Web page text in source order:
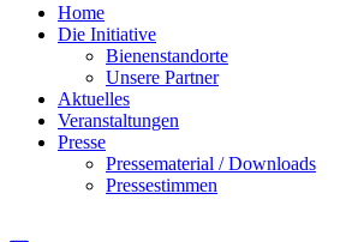
Home
Die Initiative
Bienenstandorte
Unsere Partner
Aktuelles
Veranstaltungen
Presse
Pressematerial / Downloads
Pressestimmen